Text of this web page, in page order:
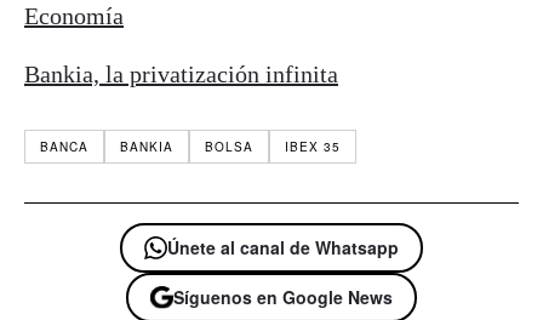
Economía
Bankia, la privatización infinita
BANCA BANKIA BOLSA IBEX 35
Únete al canal de Whatsapp
Síguenos en Google News